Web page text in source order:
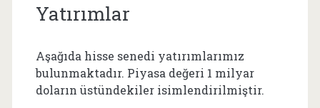
Yatırımlar
Aşağıda hisse senedi yatırımlarımız
bulunmaktadır. Piyasa değeri 1 milyar
doların üstündekiler isimlendirilmiştir.